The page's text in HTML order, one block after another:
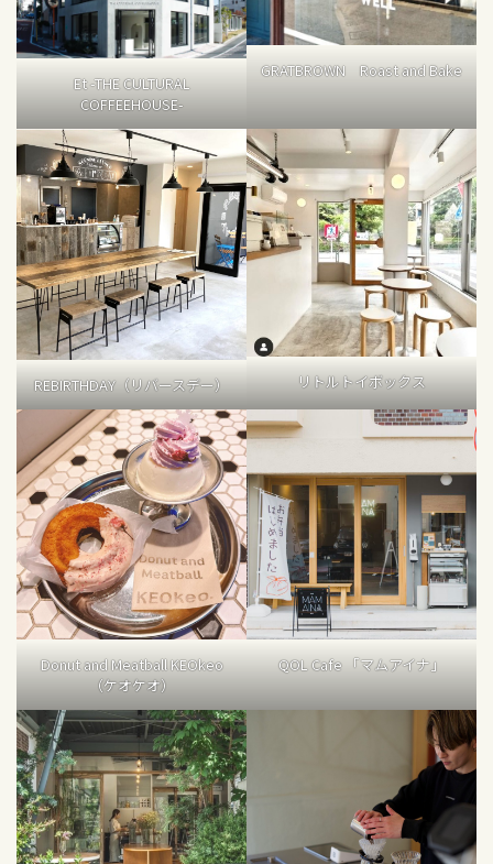
Et -THE CULTURAL
COFFEEHOUSE-
GRATBROWN Roast and Bake
REBIRTHDAY（リバースデー） リトルトイボックス
Donut and Meatball KEOkeo
（ケオケオ）
QOL Cafe 「マムアイナ」